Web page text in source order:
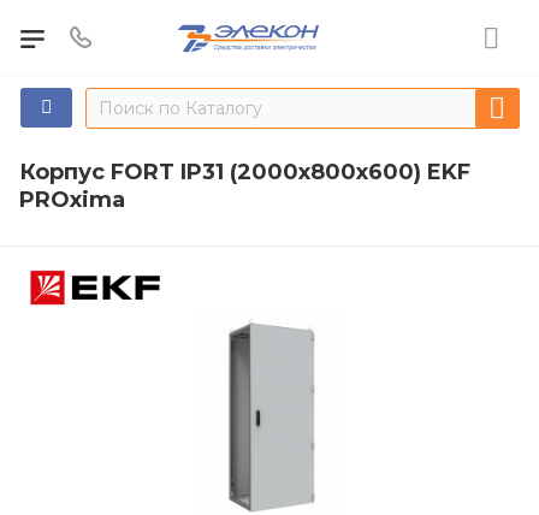
Корпус FORT IP31 (2000x800x600) EKF
PROxima